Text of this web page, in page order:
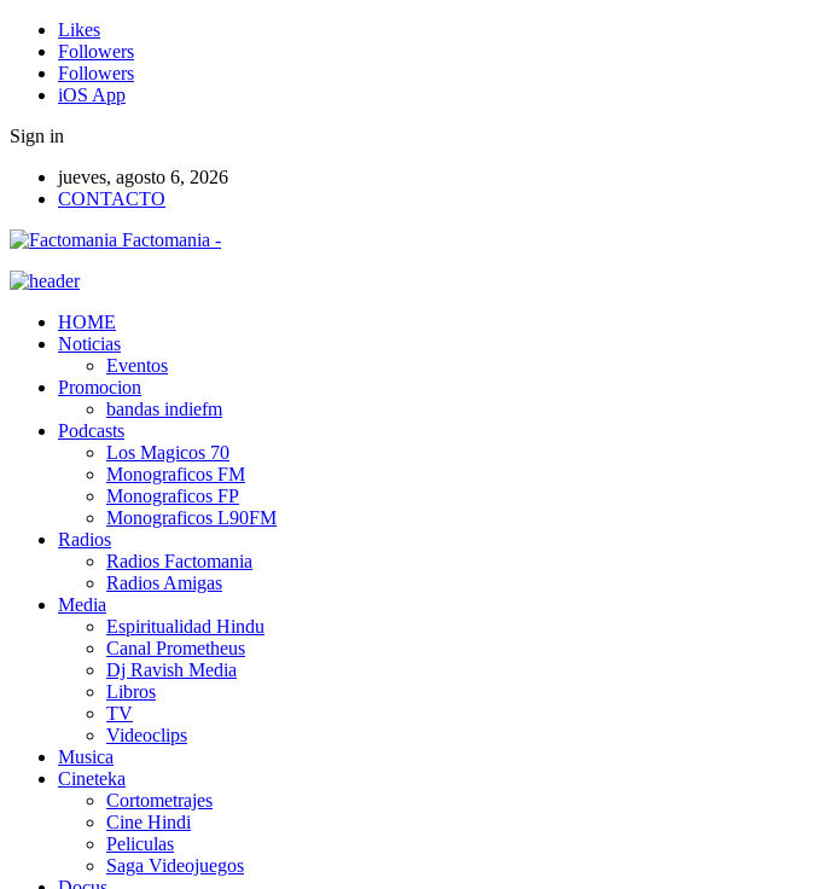
Likes
Followers
Followers
iOS App
Sign in
jueves, agosto 6, 2026
CONTACTO
Factomania -
HOME
Noticias
Eventos
Promocion
bandas indiefm
Podcasts
Los Magicos 70
Monograficos FM
Monograficos FP
Monograficos L90FM
Radios
Radios Factomania
Radios Amigas
Media
Espiritualidad Hindu
Canal Prometheus
Dj Ravish Media
Libros
TV
Videoclips
Musica
Cineteka
Cortometrajes
Cine Hindi
Peliculas
Saga Videojuegos